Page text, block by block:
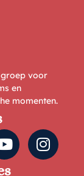
voor
en
momenten.